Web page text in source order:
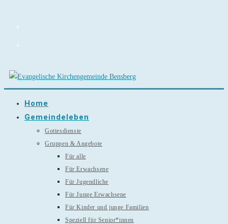
Home
Gemeindeleben
Gottesdienste
Gruppen & Angebote
Für alle
Für Erwachsene
Für Jugendliche
Für Junge Erwachsene
Für Kinder und junge Familien
Speziell für Senior*innen